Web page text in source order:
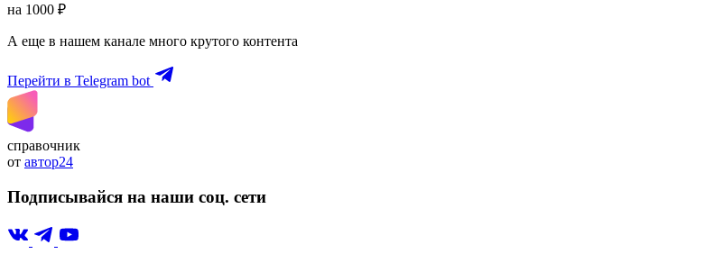
на 1000 ₽
А еще в нашем канале много крутого контента
Перейти в Telegram bot
справочник
от автор24
Подписывайся на наши соц. сети